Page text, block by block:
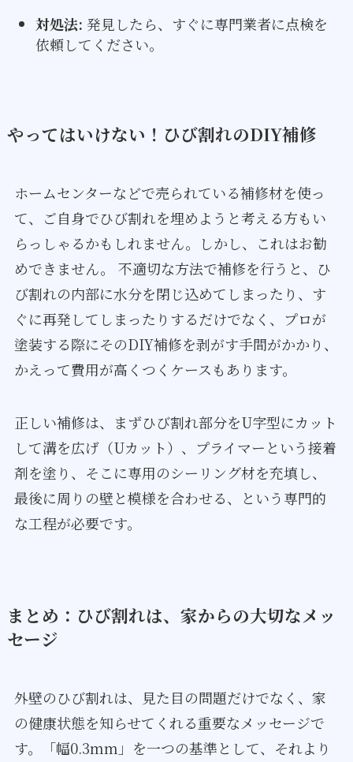
対処法: 発見したら、すぐに専門業者に点検を
依頼してください。
やってはいけない！ひび割れのDIY補修
ホームセンターなどで売られている補修材を使っ
て、ご自身でひび割れを埋めようと考える方もい
らっしゃるかもしれません。しかし、これはお勧
めできません。 不適切な方法で補修を行うと、ひ
び割れの内部に水分を閉じ込めてしまったり、す
ぐに再発してしまったりするだけでなく、プロが
塗装する際にそのDIY補修を剥がす手間がかかり、
かえって費用が高くつくケースもあります。
正しい補修は、まずひび割れ部分をU字型にカット
して溝を広げ（Uカット）、プライマーという接着
剤を塗り、そこに専用のシーリング材を充填し、
最後に周りの壁と模様を合わせる、という専門的
な工程が必要です。
まとめ：ひび割れは、家からの大切なメッ
セージ
外壁のひび割れは、見た目の問題だけでなく、家
の健康状態を知らせてくれる重要なメッセージで
す。「幅0.3mm」を一つの基準として、それより